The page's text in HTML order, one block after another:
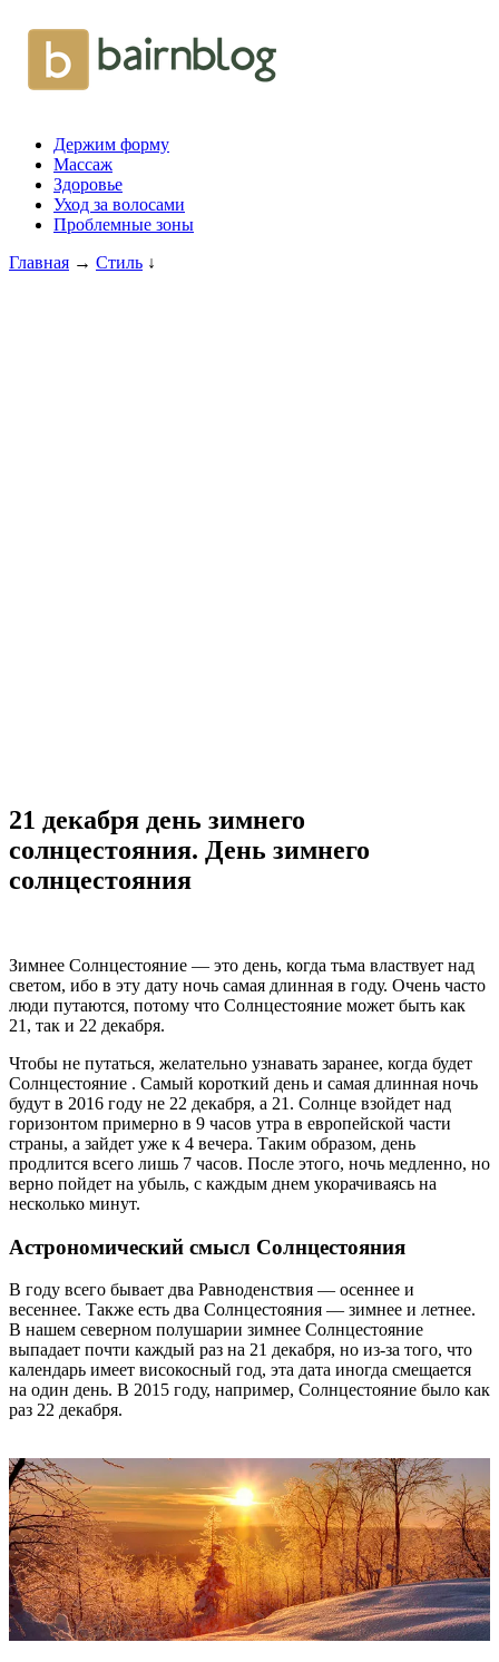
Держим форму
Массаж
Здоровье
Уход за волосами
Проблемные зоны
Главная → Стиль ↓
21 декабря день зимнего
солнцестояния. День зимнего
солнцестояния
Зимнее Солнцестояние — это день, когда тьма властвует над
светом, ибо в эту дату ночь самая длинная в году. Очень часто
люди путаются, потому что Солнцестояние может быть как
21, так и 22 декабря.
Чтобы не путаться, желательно узнавать заранее, когда будет
Солнцестояние . Самый короткий день и самая длинная ночь
будут в 2016 году не 22 декабря, а 21. Солнце взойдет над
горизонтом примерно в 9 часов утра в европейской части
страны, а зайдет уже к 4 вечера. Таким образом, день
продлится всего лишь 7 часов. После этого, ночь медленно, но
верно пойдет на убыль, с каждым днем укорачиваясь на
несколько минут.
Астрономический смысл Солнцестояния
В году всего бывает два Равноденствия — осеннее и
весеннее. Также есть два Солнцестояния — зимнее и летнее.
В нашем северном полушарии зимнее Солнцестояние
выпадает почти каждый раз на 21 декабря, но из-за того, что
календарь имеет високосный год, эта дата иногда смещается
на один день. В 2015 году, например, Солнцестояние было как
раз 22 декабря.